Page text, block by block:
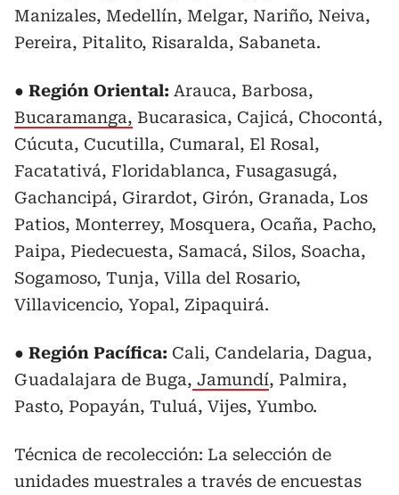
Manizales, Medellín, Melgar, Nariño, Neiva,
Pereira, Pitalito, Risaralda, Sabaneta.
● Región Oriental: Arauca, Barbosa,
Bucaramanga, Bucarasica, Cajicá, Chocontá,
Cúcuta, Cucutilla, Cumaral, El Rosal,
Facatativá, Floridablanca, Fusagasugá,
Gachancipá, Girardot, Girón, Granada, Los
Patios, Monterrey, Mosquera, Ocaña, Pacho,
Paipa, Piedecuesta, Samacá, Silos, Soacha,
Sogamoso, Tunja, Villa del Rosario,
Villavicencio, Yopal, Zipaquirá.
● Región Pacífica: Cali, Candelaria, Dagua,
Guadalajara de Buga, Jamundí, Palmira,
Pasto, Popayán, Tuluá, Vijes, Yumbo.
Técnica de recolección: La selección de
unidades muestrales a través de encuestas